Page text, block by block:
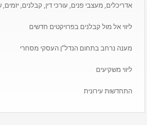
אדריכלים, מעצבי פנים, עורכי דין, קבלנים, יזמים,
ליווי אל מול קבלנים בפרויקטים חדשים
מענה נרחב בתחום הנדל”ן העסקי מסחרי
ליווי משקיעים
התחדשות עירונית